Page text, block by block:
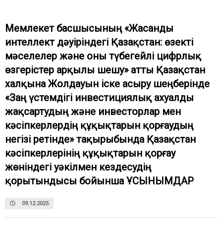
Мемлекет басшысының «Жасанды
интеллект дәуіріндегі Қазақстан: өзекті
мәселелер және оны түбегейлі цифрлық
өзгерістер арқылы шешу» атты Қазақстан
халқына Жолдауын іске асыру шеңберінде
«Заң үстемдігі инвестициялық ахуалды
жақсартудың және инвесторлар мен
кәсіпкерлердің құқықтарын қорғаудың
негізі ретінде» тақырыбында Қазақстан
кәсіпкерлерінің құқықтарын қорғау
жөніндегі уәкілмен кездесудің
қорытындысы бойынша ҰСЫНЫМДАР
09.12.2025